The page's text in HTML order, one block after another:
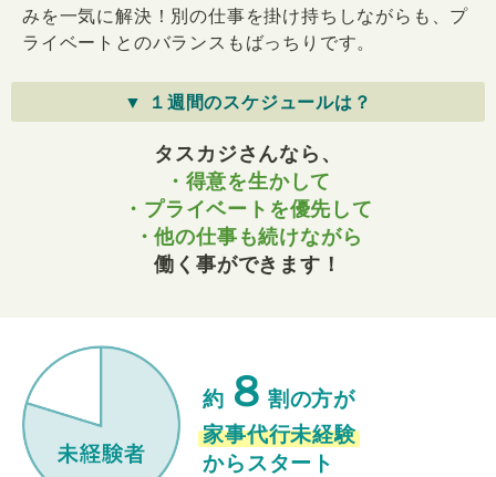
みを一気に解決！別の仕事を掛け持ちしながらも、プ
ライベートとのバランスもばっちりです。
▼ １週間のスケジュールは？
タスカジさんなら、
・得意を生かして
・プライベートを優先して
・他の仕事も続けながら
働く事ができます！
約 ８ 割の方が
家事代行未経験
からスタート